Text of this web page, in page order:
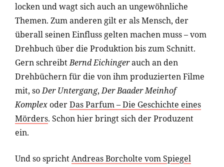
locken und wagt sich auch an ungewöhnliche
Themen. Zum anderen gilt er als Mensch, der
überall seinen Einfluss gelten machen muss – vom
Drehbuch über die Produktion bis zum Schnitt.
Gern schreibtBernd Eichingerauch an den
Drehbüchern für die von ihm produzierten Filme
mit, soDer Untergang,Der Baader Meinhof
Komplex oderDas Parfum – Die Geschichte eines
Mörders. Schon hier bringt sich der Produzent
ein.
Und so sprichtAndreas Borcholte vom Spiegel